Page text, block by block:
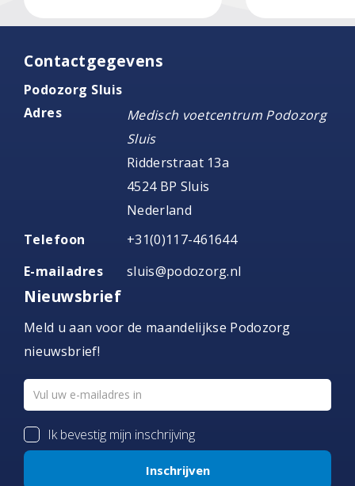
Contactgegevens
Podozorg Sluis
Adres
Medisch voetcentrum Podozorg
Sluis
Ridderstraat 13a
4524 BP Sluis
Nederland
Telefoon
+31(0)117-461644
E-mailadres
sluis@podozorg.nl
Nieuwsbrief
Meld u aan voor de maandelijkse Podozorg
nieuwsbrief!